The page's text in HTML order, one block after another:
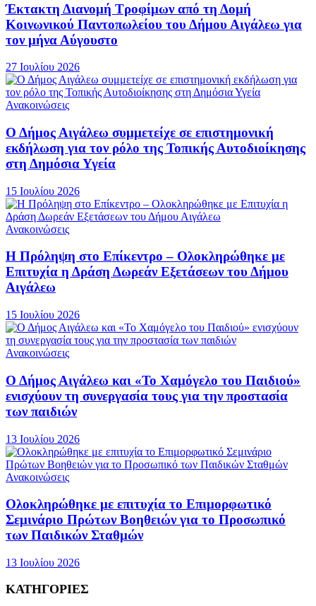
Έκτακτη Διανομή Τροφίμων από τη Δομή
Κοινωνικού Παντοπωλείου του Δήμου Αιγάλεω για
τον μήνα Αύγουστο
27 Ιουλίου 2026
Ανακοινώσεις
Ο Δήμος Αιγάλεω συμμετείχε σε επιστημονική
εκδήλωση για τον ρόλο της Τοπικής Αυτοδιοίκησης
στη Δημόσια Υγεία
15 Ιουλίου 2026
Ανακοινώσεις
Η Πρόληψη στο Επίκεντρο – Ολοκληρώθηκε με
Επιτυχία η Δράση Δωρεάν Εξετάσεων του Δήμου
Αιγάλεω
15 Ιουλίου 2026
Ανακοινώσεις
Ο Δήμος Αιγάλεω και «Το Χαμόγελο του Παιδιού»
ενισχύουν τη συνεργασία τους για την προστασία
των παιδιών
13 Ιουλίου 2026
Ανακοινώσεις
Ολοκληρώθηκε με επιτυχία το Επιμορφωτικό
Σεμινάριο Πρώτων Βοηθειών για το Προσωπικό
των Παιδικών Σταθμών
13 Ιουλίου 2026
ΚΑΤΗΓΟΡΙΕΣ